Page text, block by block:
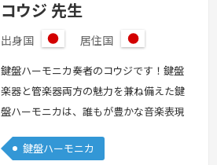
コウジ 先生
出身国
本
居住国
本
鍵盤ハーモニカ奏者のコウジです！鍵盤
楽器と管楽器両方の魅力を兼ね備えた鍵
盤ハーモニカは、誰もが豊かな音楽表現
では初めての方向けの基礎基本講座か
鍵盤ハーモニカ